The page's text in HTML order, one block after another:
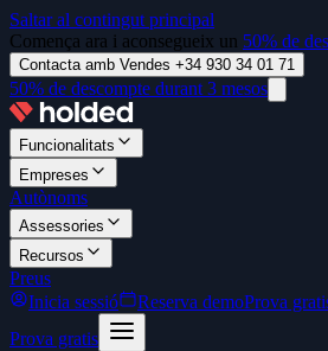
Saltar al contingut principal
Comença ara i aconsegueix un 50% de
Contacta amb Vendes +34 930 34 01 71
50% de descompte durant 3 mesos
Funcionalitats
Empreses
Autònoms
Assessories
Recursos
Preus
Inicia sessió
Reserva demoProva
Prova gratis